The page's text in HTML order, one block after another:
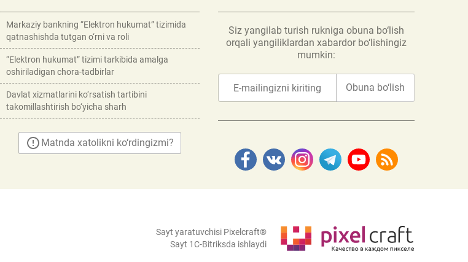
Markaziy bankning “Elektron hukumat” tizimida
qatnashishda tutgan o‘rni va roli
“Elektron hukumat” tizimi tarkibida amalga
oshiriladigan chora-tadbirlar
Davlat xizmatlarini ko‘rsatish tartibini
takomillashtirish bo‘yicha sharh
Matnda xatolikni ko‘rdingizmi?
Siz yangilab turish rukniga obuna bo‘lish
orqali yangiliklardan xabardor bo‘lishingiz
mumkin:
Obuna bo‘lish
Sayt yaratuvchisi Pixelcraft®
Sayt 1C-Bitriksda ishlaydi